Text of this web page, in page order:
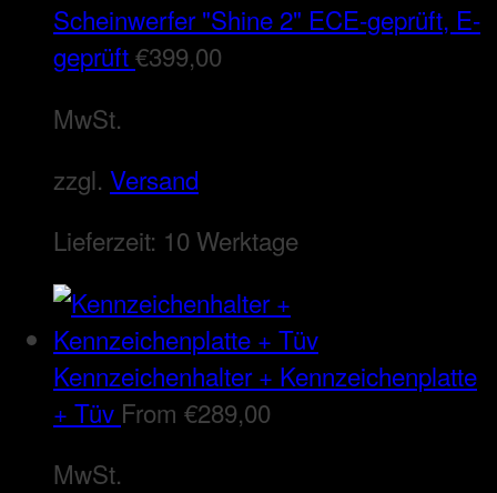
Scheinwerfer "Shine 2" ECE-geprüft, E-
geprüft€399,00
MwSt.
zzgl. Versand
Lieferzeit: 10 Werktage
Kennzeichenhalter + Kennzeichenplatte
+ Tüv From €289,00
MwSt.